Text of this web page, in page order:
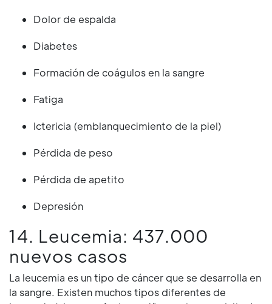
Dolor de espalda
Diabetes
Formación de coágulos en la sangre
Fatiga
Ictericia (emblanquecimiento de la piel)
Pérdida de peso
Pérdida de apetito
Depresión
14. Leucemia: 437.000
nuevos casos
La leucemia es un tipo de cáncer que se desarrolla en
la sangre. Existen muchos tipos diferentes de